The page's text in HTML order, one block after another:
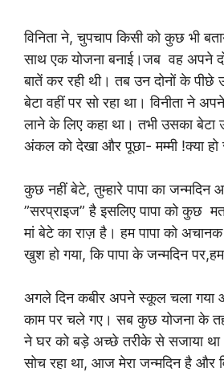
विनिता ने, चुपचाप किसी को कुछ भी
साथ एक योजना बनाई।जब वह अपने
बातें कर रही थी। तब उन दोनों के
बेटा वहीं पर सो रहा था। विनीता ने
लाने के लिए कहा था। तभी उसका
अंकल को देखा और पूछा- मम्मी !क्या हो
कुछ नहीं बेटे, तुम्हारे पापा का
”सरप्राइज” है इसलिए पापा को कुछ
मां बेटे का राज़ है। हम पापा को
खुश हो गया, कि पापा के जन्मदिन
अगले दिन कबीर अपने स्कूल चला गया
काम पर चले गए। सब कुछ योजना के
ने घर को बड़े अच्छे तरीके से सजाया
सोच रहा था, आज मेरा जन्मदिन है और